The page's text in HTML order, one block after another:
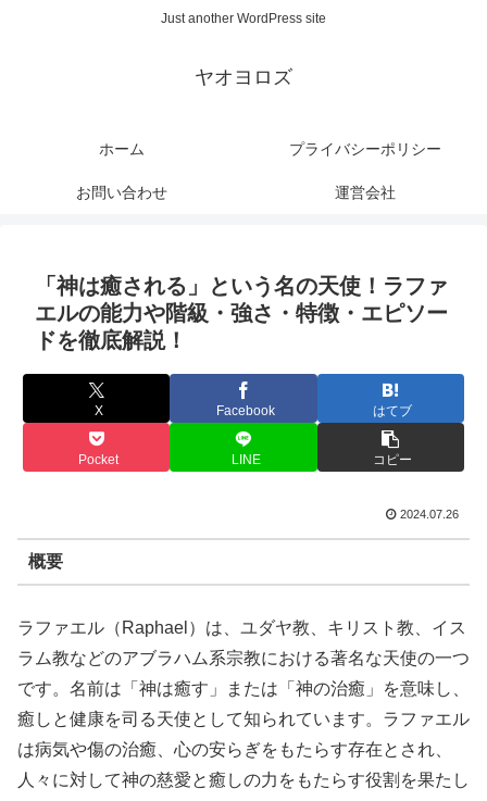
Just another WordPress site
ヤオヨロズ
ホーム プライバシーポリシー
お問い合わせ 運営会社
「神は癒される」という名の天使！ラファ
エルの能力や階級・強さ・特徴・エピソー
ドを徹底解説！
X Facebook はてブ
Pocket LINE コピー
2024.07.26
概要
ラファエル（Raphael）は、ユダヤ教、キリスト教、イス
ラム教などのアブラハム系宗教における著名な天使の一つ
です。名前は「神は癒す」または「神の治癒」を意味し、
癒しと健康を司る天使として知られています。ラファエル
は病気や傷の治癒、心の安らぎをもたらす存在とされ、
人々に対して神の慈愛と癒しの力をもたらす役割を果たし